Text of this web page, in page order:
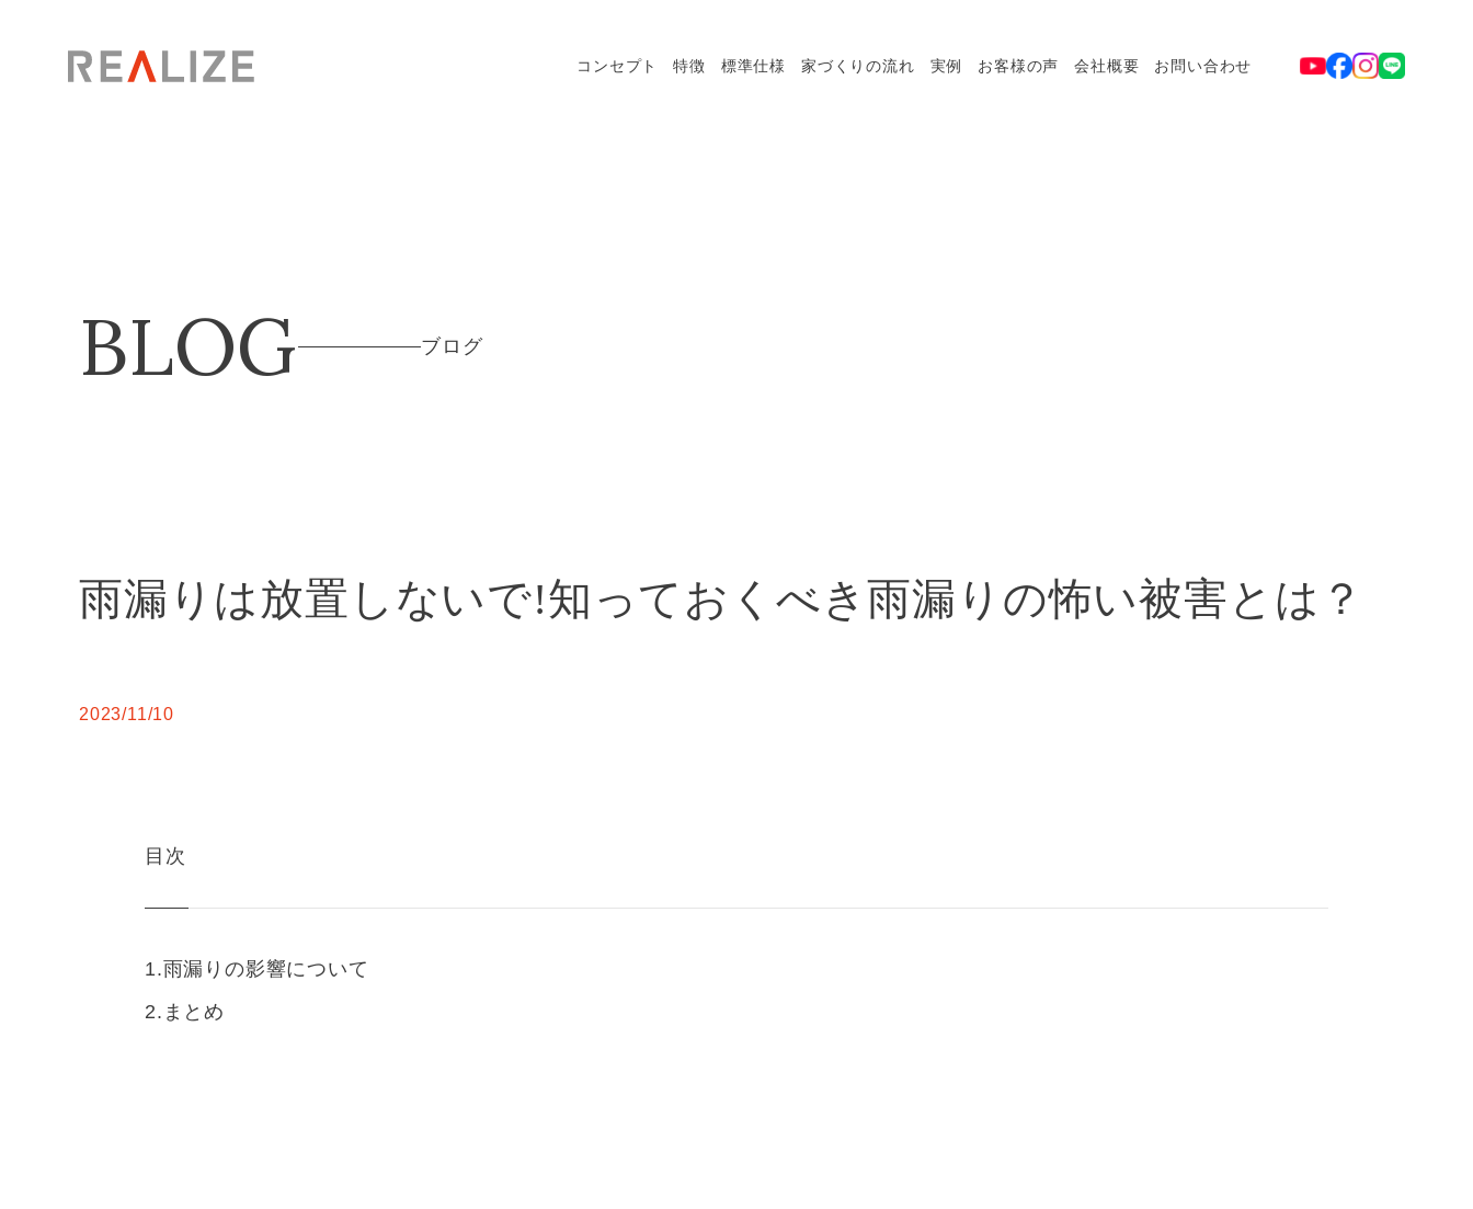
コンセプト 特徴 標準仕様 家づくりの流れ 実例 お客様の声 会社概要 お問い合わせ
BLOG ブログ
雨漏りは放置しないで!知っておくべき雨漏りの怖い被害とは？
2023/11/10
目次
雨漏りの影響について
まとめ